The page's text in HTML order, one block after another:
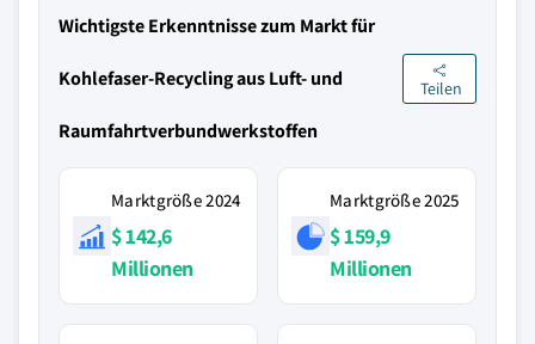
Wichtigste Erkenntnisse zum Markt für
Kohlefaser-Recycling aus Luft- und
Raumfahrtverbundwerkstoffen
Teilen
Marktgröße 2024
$ 142,6
Millionen
Marktgröße 2025
$ 159,9
Millionen